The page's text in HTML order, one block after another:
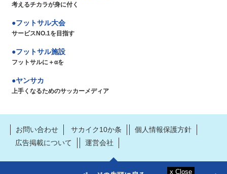
考えるチカラが身に付く
フットサル大会
サービスNO.1を目指す
フットサル施設
フットサルに＋αを
ヤンサカ
上手くなるためのサッカーメディア
お問い合わせ サカイク10か条
個人情報保護方針
広告掲載について
運営会社